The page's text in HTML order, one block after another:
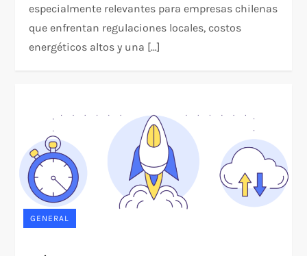
especialmente relevantes para empresas chilenas
que enfrentan regulaciones locales, costos
energéticos altos y una […]
GENERAL